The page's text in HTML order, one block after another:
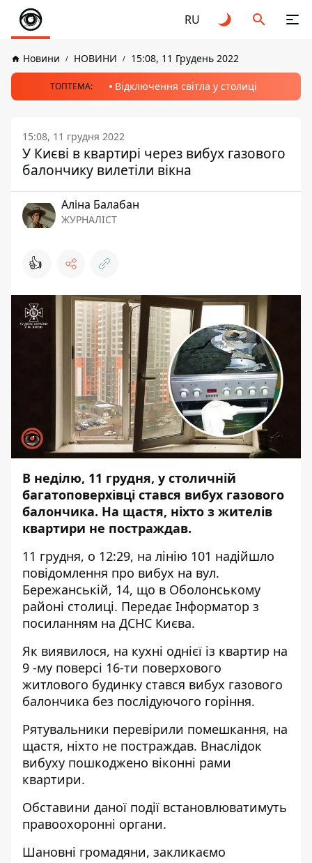
RU
Новини НОВИНИ 15:08, 11 Грудень 2022
ТОПТЕМА: Відключення світла у столиці
15:08, 11 грудня 2022
У Києві в квартирі через вибух газового
балончику вилетіли вікна
Аліна Балабан
ЖУРНАЛІСТ
👍
В неділю, 11 грудня, у столичній
багатоповерхівці стався вибух газового
балончика. На щастя, ніхто з жителів
квартири не постраждав.
11 грудня, о 12:29, на лінію 101 надійшло
повідомлення про вибух на вул.
Бережанській, 14, що в Оболонському
районі столиці. Передає Інформатор з
посиланням на ДСНС Києва.
Як виявилося, на кухні однієї із квартир на
9 -му поверсі 16-ти поверхового
житлового будинку стався вибух газового
балончика без послідуючого горіння.
Рятувальники перевірили помешкання, на
щастя, ніхто не постраждав. Внаслідок
вибуху пошкоджено віконні рами
квартири.
Обставини даної події встановлюватимуть
правоохоронні органи.
Шановні громадяни, закликаємо